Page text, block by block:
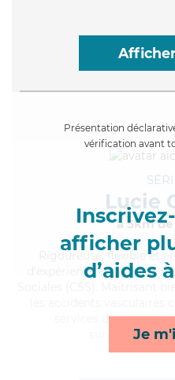
Présentation
vérification avant
afficher
d’aides
Je
Lucie
à 5km de
, flexible et
d'expérience et possède
services de
surveillance